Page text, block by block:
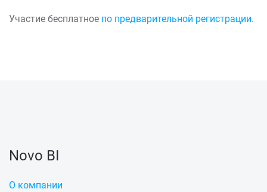
Участие бесплатное по предварительной регистрации.
Novo BI
О компании